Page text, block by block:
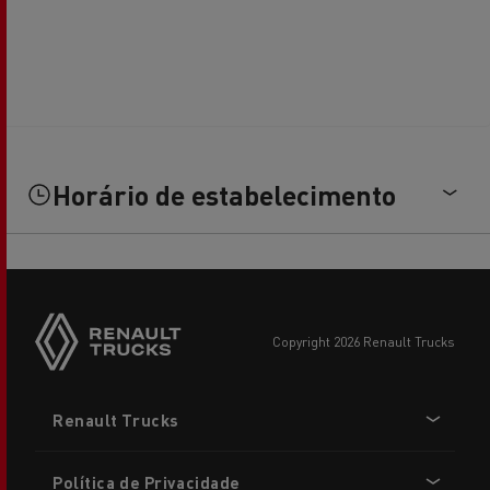
Horário de estabelecimento
copyright 2026 Renault Trucks
menu
Renault Trucks
Política de Privacidade